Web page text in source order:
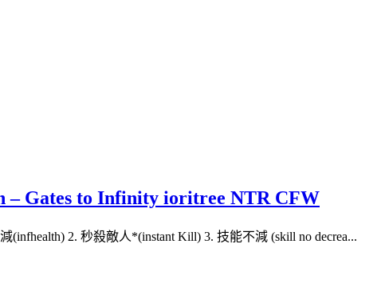
– Gates to Infinity ioritree NTR CFW
(infhealth) 2. 秒殺敵人*(instant Kill) 3. 技能不減 (skill no decrea...